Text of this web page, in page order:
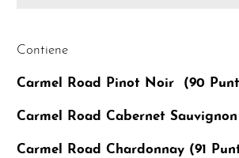
Contiene
Carmel Road Pinot Noir (90
Carmel Road Cabernet
Carmel Road Chardonnay (91